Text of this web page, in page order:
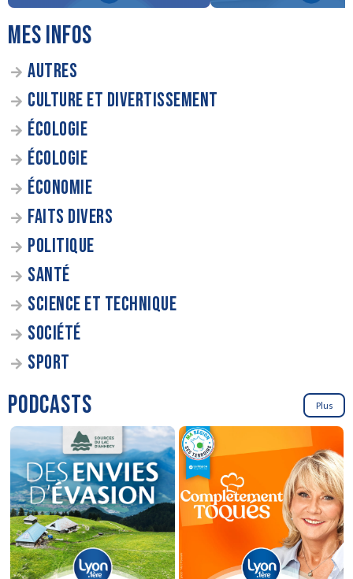
MES INFOS
AUTRES
CULTURE ET DIVERTISSEMENT
ÉCOLOGIE
ÉCOLOGIE
ÉCONOMIE
FAITS DIVERS
POLITIQUE
SANTÉ
SCIENCE ET TECHNIQUE
SOCIÉTÉ
SPORT
PODCASTS Plus